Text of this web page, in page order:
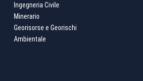
Ingegneria Civile
Minerario
Georisorse e Georischi
Ambientale